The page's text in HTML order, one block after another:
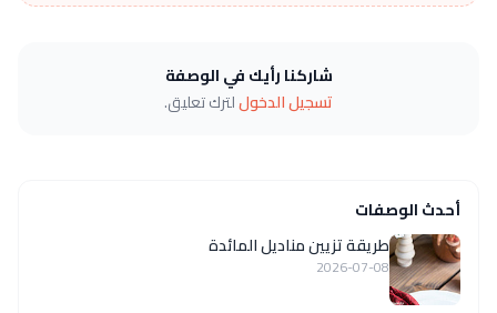
شاركنا رأيك في الوصفة
تسجيل الدخوللترك تعليق.
أحدث الوصفات
طريقة تزيين مناديل المائدة
2026-07-08